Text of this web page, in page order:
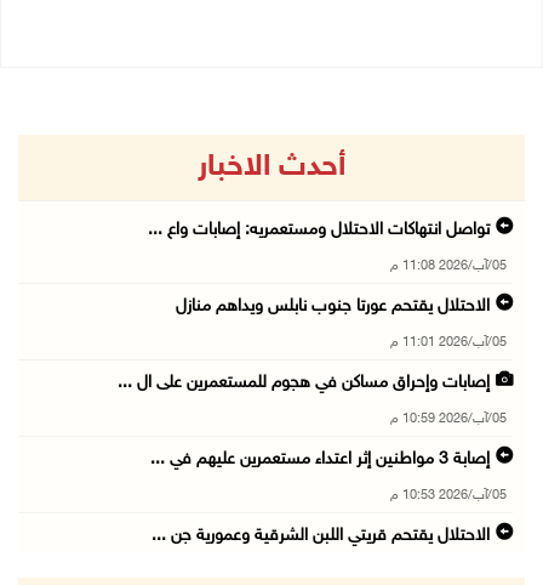
أحدث الاخبار
تواصل انتهاكات الاحتلال ومستعمريه: إصابات واع ...
05/آب/2026 11:08 م
الاحتلال يقتحم عورتا جنوب نابلس ويداهم منازل
05/آب/2026 11:01 م
إصابات وإحراق مساكن في هجوم للمستعمرين على ال ...
05/آب/2026 10:59 م
إصابة 3 مواطنين إثر اعتداء مستعمرين عليهم في ...
05/آب/2026 10:53 م
الاحتلال يقتحم قريتي اللبن الشرقية وعمورية جن ...